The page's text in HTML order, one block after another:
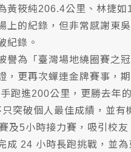
黃筱純206.4公里、林捷如
上的紀錄，但非常感謝東
紀錄。
譽為「臺灣場地繞圈賽之
，更再次蟬連金牌賽事，
跑進200公里，更勝去年
突破個人最佳成績，並有
及5小時接力賽，吸引校
成 24 小時長跑挑戰，並